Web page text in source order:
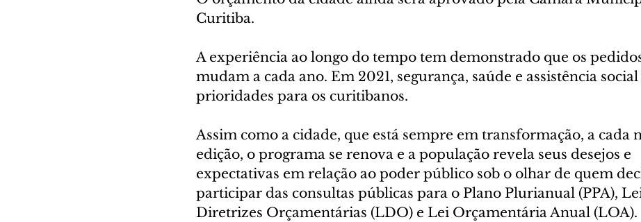
Curitiba.
A experiência ao longo do tempo tem demonstrado que os
mudam a cada ano. Em 2021, segurança, saúde e assistência
prioridades para os curitibanos.
Assim como a cidade, que está sempre em transformação, a cada
edição, o programa se renova e a população revela seus desejos e
expectativas em relação ao poder público sob o olhar de quem
participar das consultas públicas para o Plano Plurianual (PPA),
Diretrizes Orçamentárias (LDO) e Lei Orçamentária Anual (LOA).